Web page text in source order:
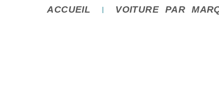
ACCUEIL VOITURE PAR